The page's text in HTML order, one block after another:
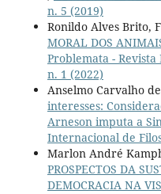
n. 5 (2019)
Ronildo Alves Brito,
MORAL DOS
Problemata -
n. 1 (2022)
Anselmo Carvalho
interesses:
Arneson imputa a
Internacional de
Marlon André
PROSPECTOS DA
DEMOCRACIA NA